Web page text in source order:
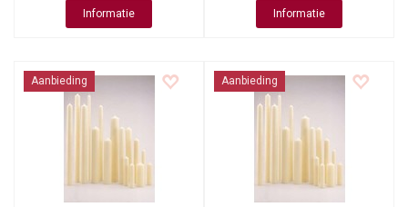
Informatie Informatie
Aanbieding Aanbieding